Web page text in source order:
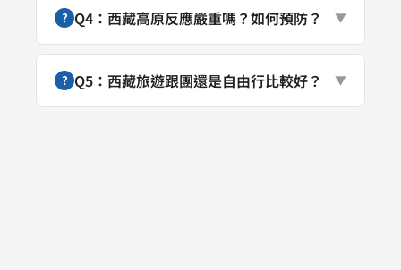
? Q4：西藏高原反應嚴重嗎？如何預防？ ▼
? Q5：西藏旅遊跟團還是自由行比較好？ ▼